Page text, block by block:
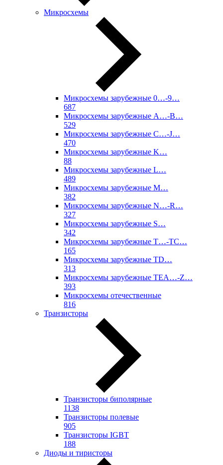
Микросхемы
Микросхемы зарубежные 0…-9…
687
Микросхемы зарубежные A…-B…
529
Микросхемы зарубежные C…-J…
470
Микросхемы зарубежные K…
88
Микросхемы зарубежные L…
489
Микросхемы зарубежные M…
382
Микросхемы зарубежные N…-R…
327
Микросхемы зарубежные S…
342
Микросхемы зарубежные T…-TC…
165
Микросхемы зарубежные TD…
313
Микросхемы зарубежные TEA…-Z…
393
Микросхемы отечественные
816
Транзисторы
Транзисторы биполярные
1138
Транзисторы полевые
905
Транзисторы IGBT
188
Диоды и тиристоры